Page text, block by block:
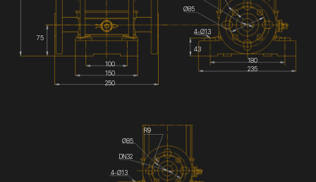
75
100
150
250
180
235
43
4-Ø13
Ø85
DN32
R9
Ø85
4-Ø13